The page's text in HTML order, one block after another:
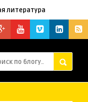
литература